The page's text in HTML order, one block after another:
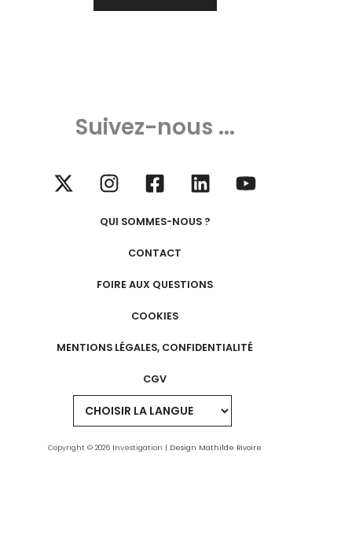
Suivez-nous ...
QUI SOMMES-NOUS ?
CONTACT
FOIRE AUX QUESTIONS
COOKIES
MENTIONS LÉGALES, CONFIDENTIALITÉ
CGV
Copyright © 2026 Investigation | Design Mathilde Rivoire